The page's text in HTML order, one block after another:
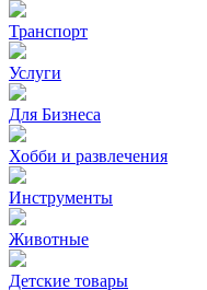
Транспорт
Услуги
Для Бизнеса
Хобби и развлечения
Инструменты
Животные
Детские товары